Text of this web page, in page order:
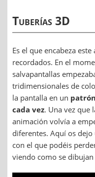
Tuberías 3D
Es el que encabeza
recordados. En el
salvapantallas
tridimensionales de
la pantalla en un
cada vez. Una vez que
animación volvía a
diferentes. Aquí os
con el que podéis
viendo como se